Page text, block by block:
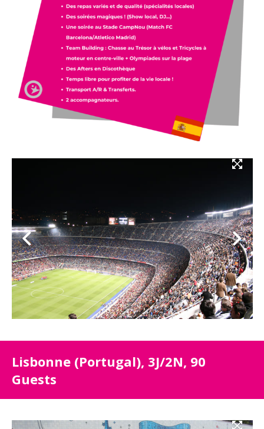
Lisbonne (Portugal), 3J/2N, 90
Guests